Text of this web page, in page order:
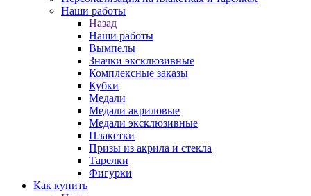
Наши работы
Назад
Наши работы
Вымпелы
Значки эксклюзивные
Комплексные заказы
Кубки
Медали
Медали акриловые
Медали эксклюзивные
Плакетки
Призы из акрила и стекла
Тарелки
Фигурки
Как купить